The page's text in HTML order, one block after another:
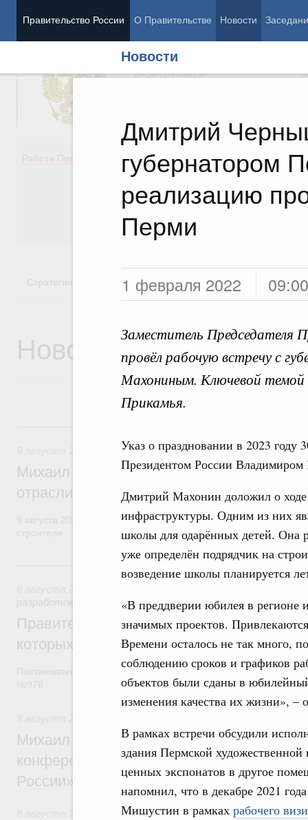
Правительство России О Правительстве Новости
Новости
Дмитрий
губернатором
реализацию
Перми
1 февраля 2022 09:00
Заместитель Председателя
провёл рабочую встречу с
Махониным. Ключевой
Прикамья.
Указ о праздновании в 2023 году
Президентом России
Дмитрий Махонин доложил о
инфраструктуры. Одним из них
школы для одарённых детей. Она
уже определён подрядчик на
возведение школы планируется
«В преддверии юбилея в регионе
значимых проектов.
Времени осталось не так много,
соблюдению сроков и графиков
объектов были сданы в
изменения качества их жизни»,
В рамках встречи обсудили
здания Пермской
ценных экспонатов в другое
напомнил, что в декабре 2021
Мишустин в рамках рабочего
Председатель Правительства
Вице-премьеры
Работа Правительства
Демография
Здоровье
Культура
Государство
Стратегии Государственные программы
Новости
Регулирование в сфере строительства
Михаил Мишустин поздравил
отрасли с профессиональным
9 августа 2026 года отмечается профессиональный праздник
8 августа, суббота
разработок
Правительство расширило перечень
которых освобождаются от НДФЛ
Постановление от 5 августа 2026 года
Михаил Мишустин дал поручения по
конференции «Цифровая индустрия
России»
Спорт высших достижений и массовый